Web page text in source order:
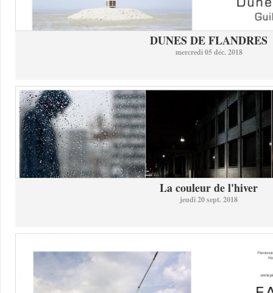
DUNES DE FLANDRES
mercredi 05 déc. 2018
La couleur de l'hiver
jeudi 20 sept. 2018